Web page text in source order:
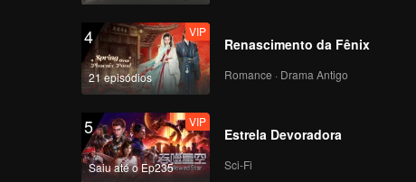
4
21 episódios
VIP
Renascimento da Fênix
Romance · Drama Antigo
5
Saiu até o Ep235
VIP
Estrela Devoradora
Sci-Fi